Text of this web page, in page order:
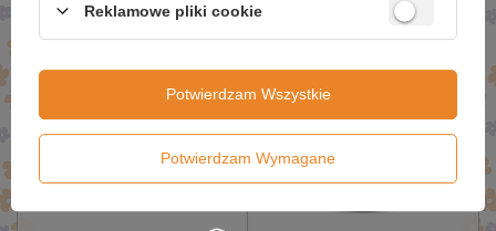
£10.49
Reklamowe pliki cookie
Potwierdzam Wymagane
Potwierdzam Wszystkie